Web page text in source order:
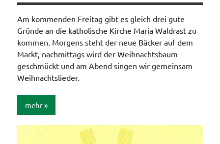
Am kommenden Freitag gibt es gleich drei gute
Gründe an die katholische Kirche Maria Waldrast zu
kommen. Morgens steht der neue Bäcker auf dem
Markt, nachmittags wird der Weihnachtsbaum
geschmückt und am Abend singen wir gemeinsam
Weihnachtslieder.
mehr